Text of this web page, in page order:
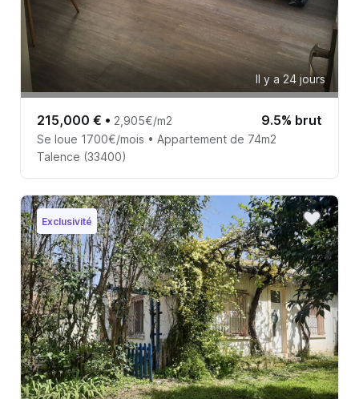
Il y a 24 jours
215,000 € • 2,905€/m2 9.5% brut
Se loue 1700€/mois • Appartement de 74m2
Talence (33400)
Exclusivité